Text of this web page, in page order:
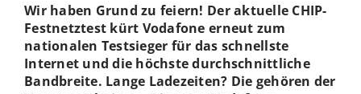
Wir haben Grund zu feiern! Der aktuelle CHIP-
Festnetztest kürt Vodafone erneut zum
nationalen Testsieger für das schnellste
Internet und die höchste durchschnittliche
Bandbreite. Lange Ladezeiten? Die gehören der